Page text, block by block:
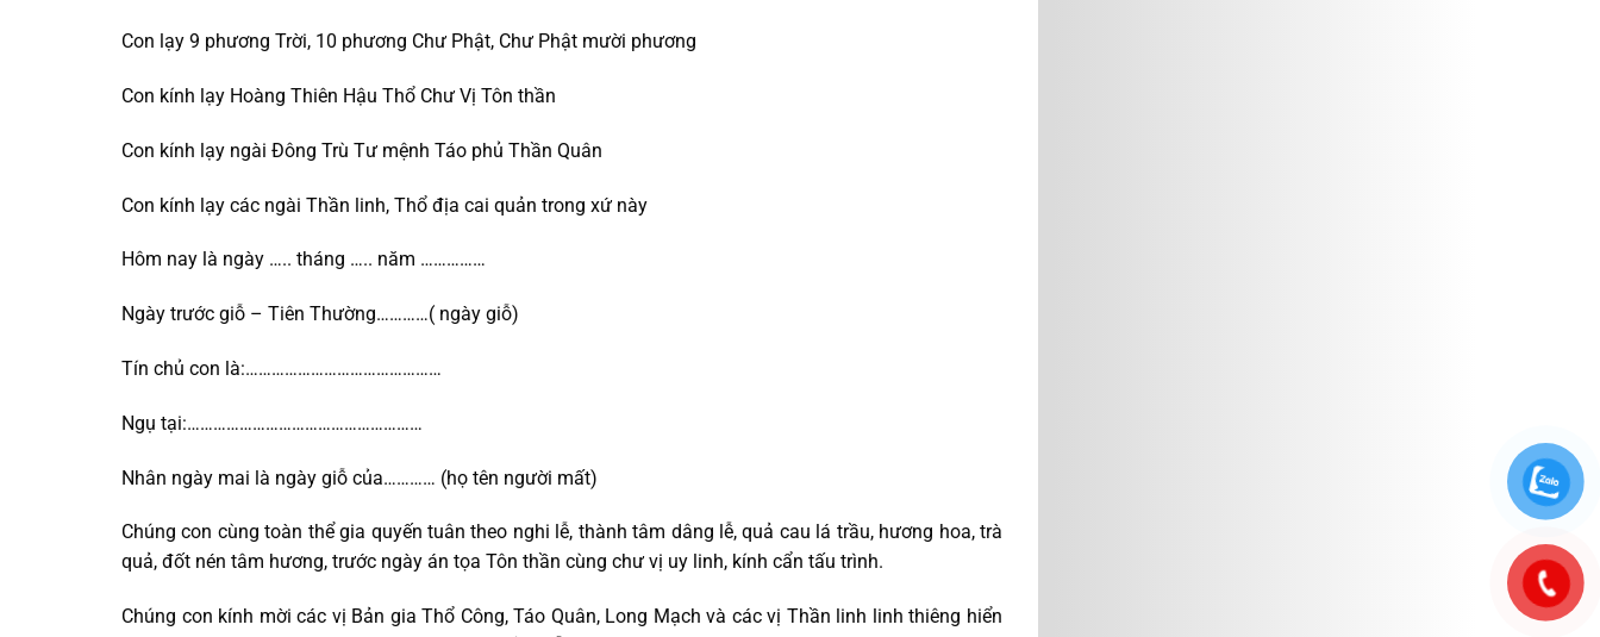
Con lạy 9 phương Trời, 10 phương Chư Phật, Chư Phật mười phương
Con kính lạy Hoàng Thiên Hậu Thổ Chư Vị Tôn thần
Con kính lạy ngài Đông Trù Tư mệnh Táo phủ Thần Quân
Con kính lạy các ngài Thần linh, Thổ địa cai quản trong xứ này
Hôm nay là ngày ….. tháng ….. năm ……………
Ngày trước giỗ – Tiên Thường…………( ngày giỗ)
Tín chủ con là:………………………………………
Ngụ tại:………………………………………………
Nhân ngày mai là ngày giỗ của………… (họ tên người mất)
Chúng con cùng toàn thể gia quyến tuân theo nghi lễ, thành tâm dâng lễ, quả cau lá trầu, hương hoa, trà
quả, đốt nén tâm hương, trước ngày án tọa Tôn thần cùng chư vị uy linh, kính cẩn tấu trình.
Chúng con kính mời các vị Bản gia Thổ Công, Táo Quân, Long Mạch và các vị Thần linh linh thiêng hiển